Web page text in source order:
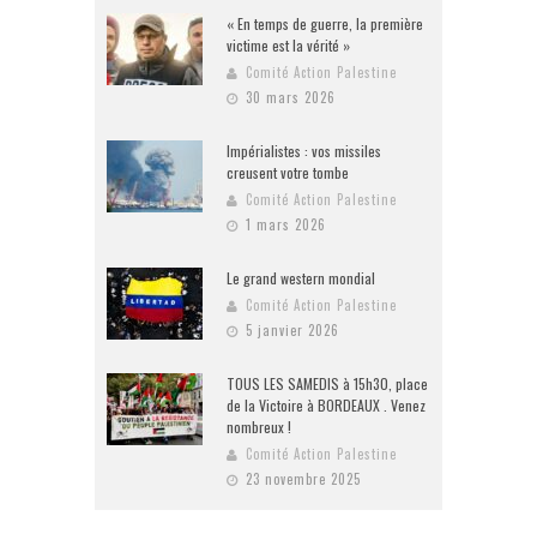
« En temps de guerre, la première
victime est la vérité »
Comité Action Palestine
30 mars 2026
Impérialistes : vos missiles
creusent votre tombe
Comité Action Palestine
1 mars 2026
Le grand western mondial
Comité Action Palestine
5 janvier 2026
TOUS LES SAMEDIS à 15h30, place
de la Victoire à BORDEAUX . Venez
nombreux !
Comité Action Palestine
23 novembre 2025